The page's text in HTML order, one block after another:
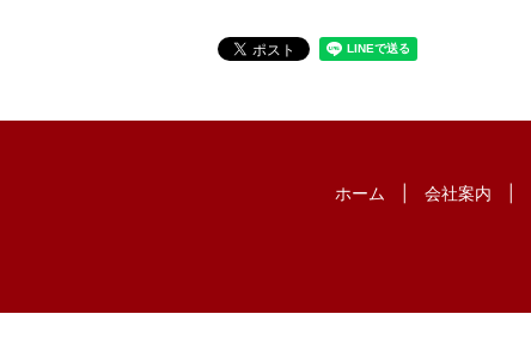
ホーム 会社案内